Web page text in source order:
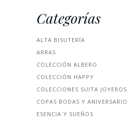
Categorías
ALTA BISUTERÍA
ARRAS
COLECCIÓN ALBERO
COLECCIÓN HAPPY
COLECCIONES SUITA JOYEROS
COPAS BODAS Y
ESENCIA Y SUEÑOS